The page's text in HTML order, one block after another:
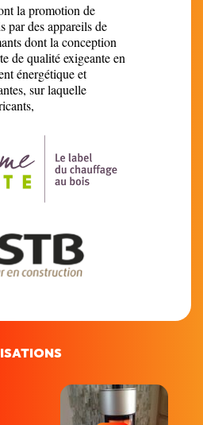
la promotion de
par des appareils de
dont la conception
de qualité exigeante en
énergétique et
sur laquelle